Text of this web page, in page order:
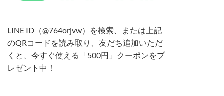
LINE ID（@764orjvw）を検索、または上記
のQRコードを読み取り、友だち追加いただ
くと、今すぐ使える「500円」クーポンをプ
レゼント中！